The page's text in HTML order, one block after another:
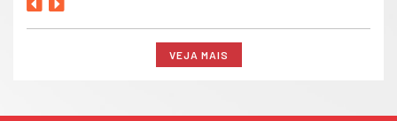
VEJA MAIS